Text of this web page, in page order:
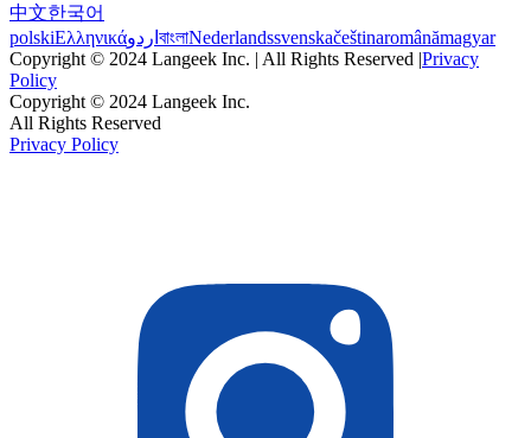
中文한국어
polskiΕλληνικάاردو বাংলাNederlandssvenskačeštinaromânămagyar
Copyright © 2024 Langeek Inc. | All Rights Reserved |Privacy
Policy
Copyright © 2024 Langeek Inc.
All Rights Reserved
Privacy Policy